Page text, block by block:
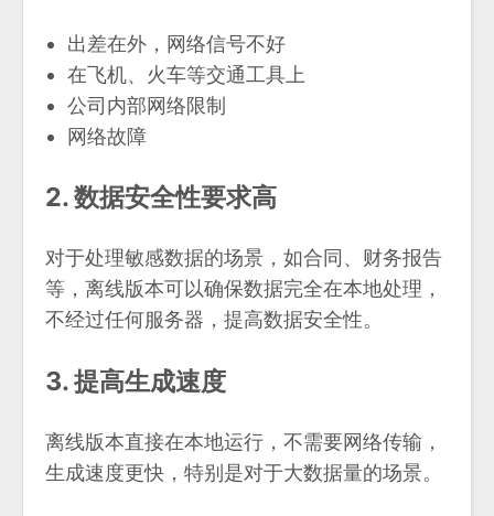
出差在外，网络信号不好
在飞机、火车等交通工具上
公司内部网络限制
网络故障
2. 数据安全性要求高
对于处理敏感数据的场景，如合同、财务报告
等，离线版本可以确保数据完全在本地处理，
不经过任何服务器，提高数据安全性。
3. 提高生成速度
离线版本直接在本地运行，不需要网络传输，
生成速度更快，特别是对于大数据量的场景。